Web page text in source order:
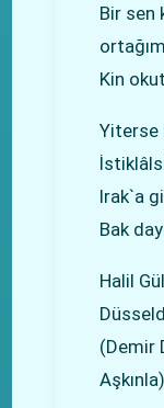
Bir sen
ortağım
Kin
Yiterse
Irak`a
Bak
Halil
(Demir
Aşkınla)